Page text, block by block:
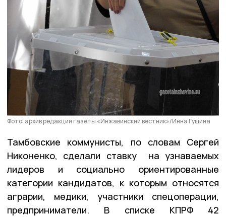
Фото: архив редакции газеты «Инжавинский вестник»/Инна Гущина
Тамбовские коммунисты, по словам Сергей
Никоненко, сделали ставку на узнаваемых
лидеров и социально ориентированные
категории кандидатов, к которым относятся
аграрии, медики, участники спецоперации,
предприниматели. В списке КПРФ 42